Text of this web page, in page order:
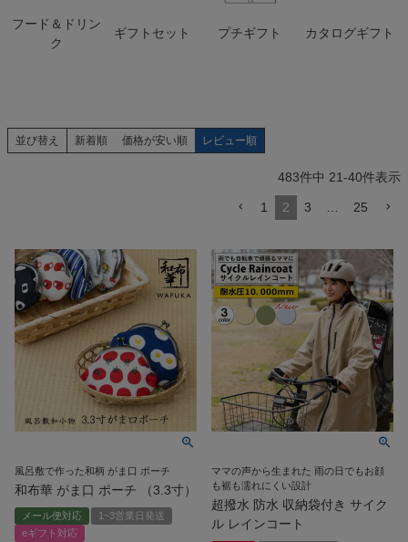
フード＆ドリン
ク
ギフトセット プチギフト カタログギフト
並び替え 新着順 価格が安い順 レビュー順
483件中 21-40件表示
1 2 3 25
風呂敷で作った和柄 がま口 ポーチ
和布華 がま口 ポーチ （3.3寸）
メール便対応
1~3営業日発送
eギフト対応
ママの声から生まれた 雨の日でもお顔
も裾も濡れにくい設計
超撥水 防水 収納袋付き サイク
ル レインコート